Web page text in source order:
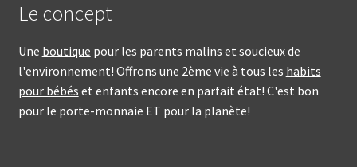
Le concept
Une boutique pour les parents malins et soucieux de
l'environnement! Offrons une 2ème vie à tous les habits
pour bébés et enfants encore en parfait état! C'est bon
pour le porte-monnaie ET pour la planète!